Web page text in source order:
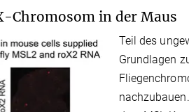
in der Maus
Teil des
Grundlagen